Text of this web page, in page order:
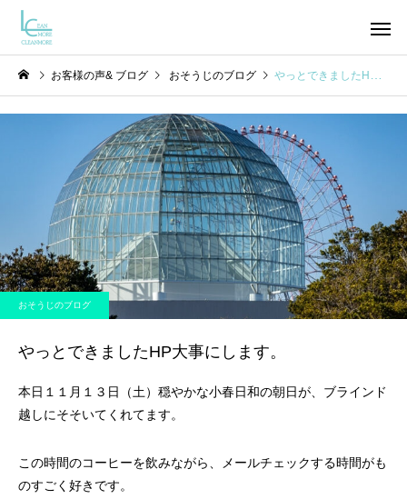
エアコン 換気扇
トイレ
おそうじのブログ
はにゃ？
おそうじのブログ
横浜市太田町
お客様の声& ブログ おそうじのブログ やっとできましたHP大事にします。
おそうじのブログ
やっとできましたHP大事にします。
本日１１月１３日（土）穏やかな小春日和の朝日が、ブラインド
越しにそそいてくれてます。
この時間のコーヒーを飲みながら、メールチェックする時間がも
のすごく好きです。